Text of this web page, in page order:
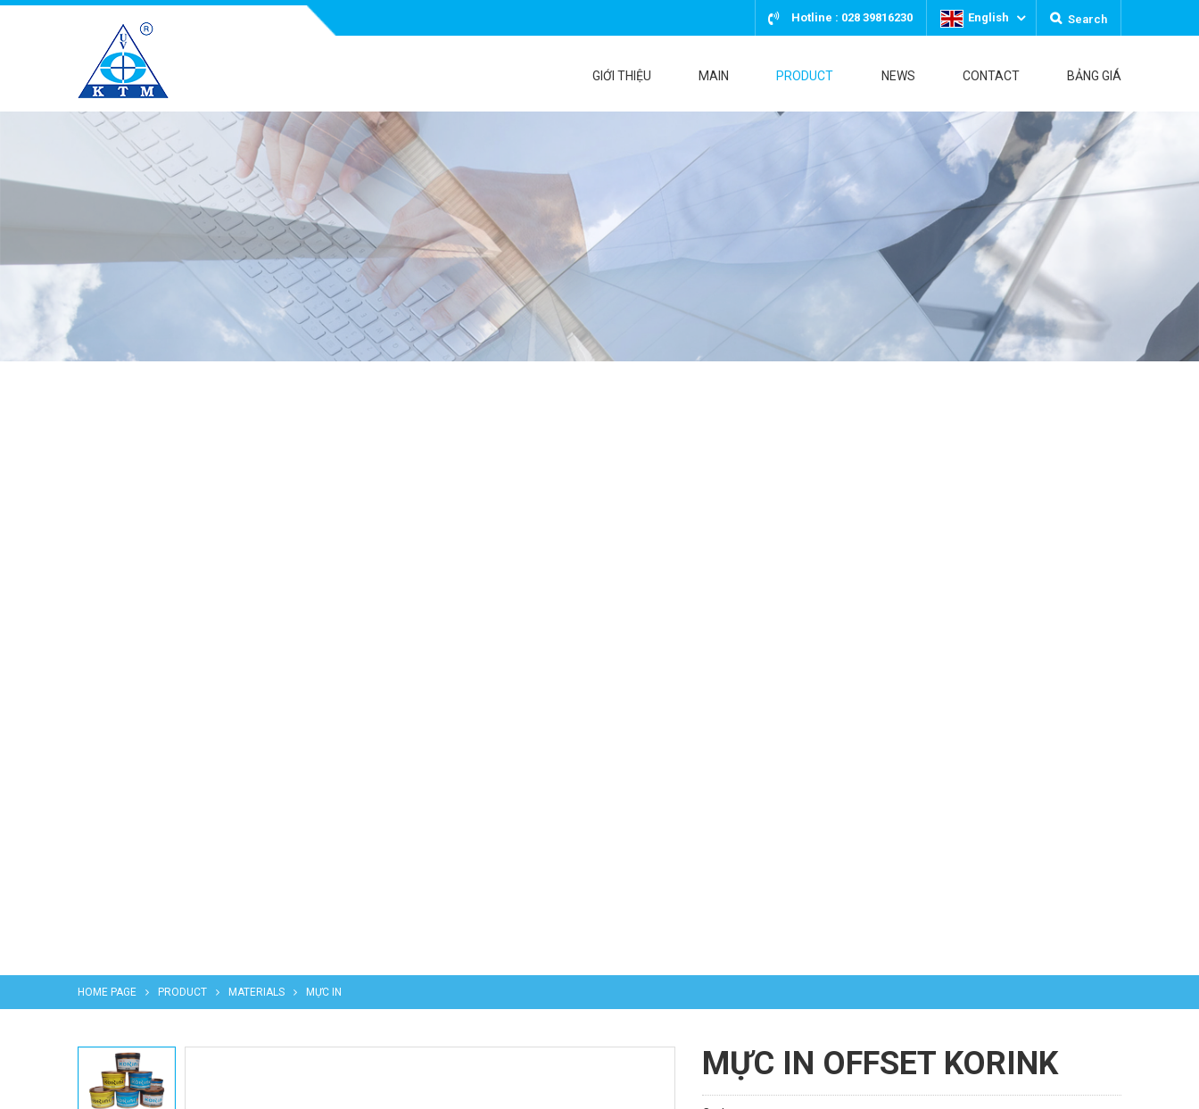
Search
English
Hotline : 028 39816230
GIỚI THIỆU MAIN PRODUCT NEWS CONTACT BẢNG GIÁ
HOME PAGE PRODUCT MATERIALS MỰC IN
MỰC IN OFFSET KORINK